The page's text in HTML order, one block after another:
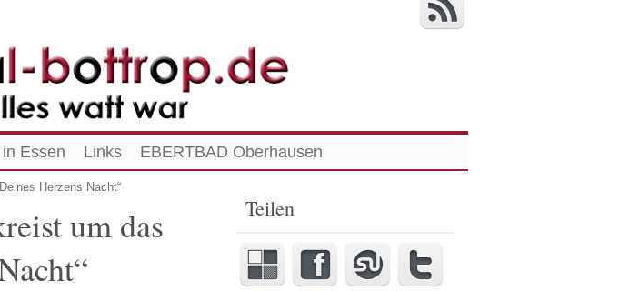
Essen Links EBERTBAD Oberhausen
Herzens Nacht“
um das
Teilen